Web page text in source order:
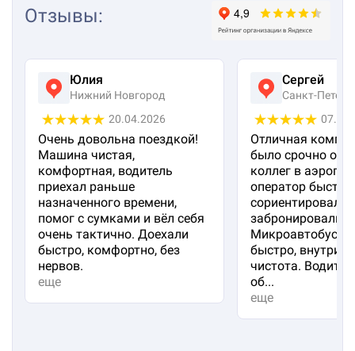
Отзывы:
Юлия
Нижний Новгород
20.04.2026
Очень довольна поездкой!
Машина чистая,
комфортная, водитель
приехал раньше
назначенного времени,
помог с сумками и вёл себя
очень тактично. Доехали
быстро, комфортно, без
нервов.
еще
Сергей
Санкт-
Отличная
было срочно
коллег в
оператор быстро
сориентировал и
забронировали
Микроавтобус
быстро, внутри
чистота.
об...
еще